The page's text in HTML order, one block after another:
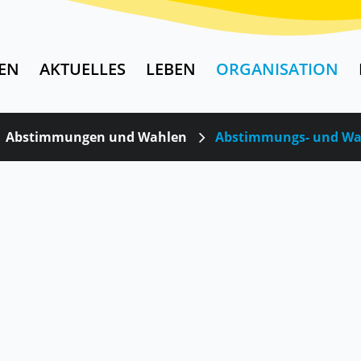
AKTUELLES LEBEN ORGANISATION
Abstimmungen und Wahlen Abstimmungs- und